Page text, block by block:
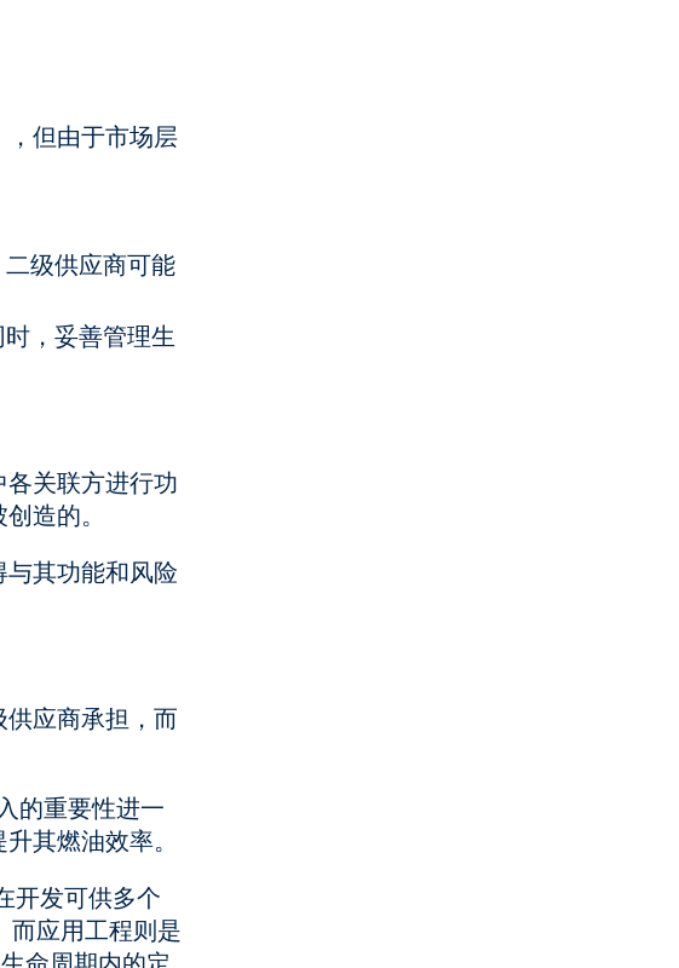
，但由于市场层
级供应商可能
，妥善管理生
关联方进行功
造的。
其功能和风险
应商承担，而
的重要性进一
其燃油效率。
开发可供多个
而应用工程则是